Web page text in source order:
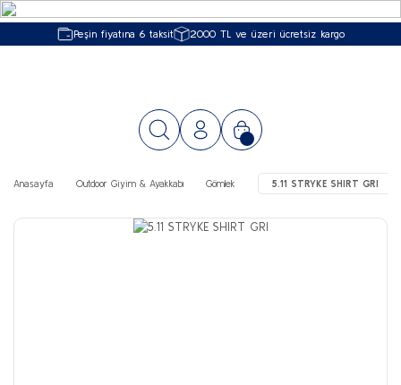
Peşin fiyatına 6 taksit 2000 TL ve üzeri ücretsiz kargo
Anasayfa Outdoor Giyim & Ayakkabı Gömlek 5.11 STRYKE SHIRT GRI